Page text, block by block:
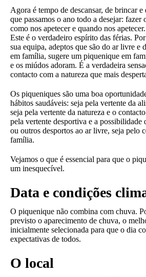
Agora é tempo de descansar, de brincar
que passamos o ano todo a desejar: fazer
como nos apetecer e quando nos apetecer.
Este é o verdadeiro espírito das férias.
sua equipa, adeptos que são do ar livre e
em família, sugere um piquenique em
e os miúdos adoram. É a verdadeira
contacto com a natureza que mais
Os piqueniques são uma boa
hábitos saudáveis: seja pela vertente da
seja pela vertente da natureza e o
pela vertente desportiva e a possibilidade
ou outros desportos ao ar livre, seja pelo
família.
Vejamos o que é essencial para que o
um inesquecível.
Data e condições
O piquenique não combina com chuva.
previsto o aparecimento de chuva, o
inicialmente selecionada para que o dia
expectativas de todos.
O local